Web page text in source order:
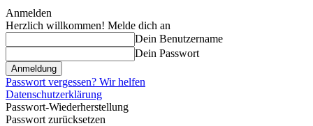
Anmelden
Herzlich willkommen! Melde dich an
Dein Benutzername
Dein Passwort
Passwort vergessen? Wir helfen
Datenschutzerklärung
Passwort-Wiederherstellung
Passwort zurücksetzen